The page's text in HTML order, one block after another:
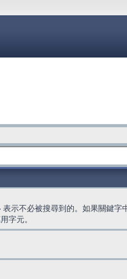
表示不必被搜尋到的。如果關鍵字
字元。